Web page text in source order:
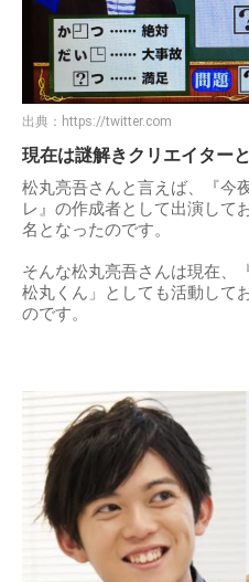
出典： https://twitter.com
現在は謎解きクリエイター
松丸亮吾さんと言えば、『今
レ』の作成者として出演して
名となったのです。
そんな松丸亮吾さんは現在、
松丸くん」としても活動して
のです。